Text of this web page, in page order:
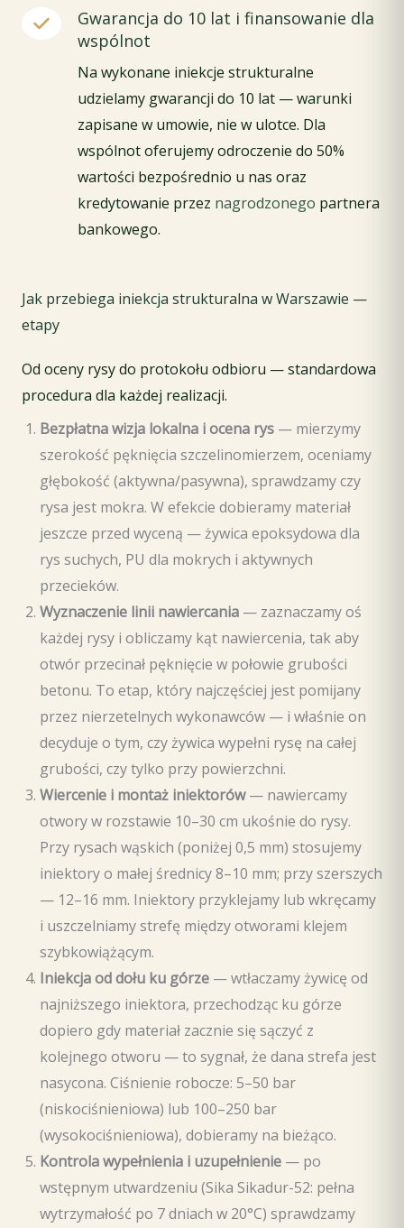
Gwarancja do 10 lat i finansowanie dla
wspólnot
Na wykonane iniekcje strukturalne
udzielamy gwarancji do 10 lat — warunki
zapisane w umowie, nie w ulotce. Dla
wspólnot oferujemy odroczenie do 50%
wartości bezpośrednio u nas oraz
kredytowanie przez nagrodzonego partnera
bankowego.
Jak przebiega iniekcja strukturalna w Warszawie —
etapy
Od oceny rysy do protokołu odbioru — standardowa
procedura dla każdej realizacji.
Bezpłatna wizja lokalna i ocena rys — mierzymy
szerokość pęknięcia szczelinomierzem, oceniamy
głębokość (aktywna/pasywna), sprawdzamy czy
rysa jest mokra. W efekcie dobieramy materiał
jeszcze przed wyceną — żywica epoksydowa dla
rys suchych, PU dla mokrych i aktywnych
przecieków.
Wyznaczenie linii nawiercania — zaznaczamy oś
każdej rysy i obliczamy kąt nawiercenia, tak aby
otwór przecinał pęknięcie w połowie grubości
betonu. To etap, który najczęściej jest pomijany
przez nierzetelnych wykonawców — i właśnie on
decyduje o tym, czy żywica wypełni rysę na całej
grubości, czy tylko przy powierzchni.
Wiercenie i montaż iniektorów— nawiercamy
otwory w rozstawie 10–30 cm ukośnie do rysy.
Przy rysach wąskich (poniżej 0,5 mm) stosujemy
iniektory o małej średnicy 8–10 mm; przy szerszych
— 12–16 mm. Iniektory przyklejamy lub wkręcamy
i uszczelniamy strefę między otworami klejem
szybkowiążącym.
Iniekcja od dołu ku górze — wtłaczamy żywicę od
najniższego iniektora, przechodząc ku górze
dopiero gdy materiał zacznie się sączyć z
kolejnego otworu — to sygnał, że dana strefa jest
nasycona. Ciśnienie robocze: 5–50 bar
(niskociśnieniowa) lub 100–250 bar
(wysokociśnieniowa), dobieramy na bieżąco.
Kontrola wypełnienia i uzupełnienie — po
wstępnym utwardzeniu (Sika Sikadur-52: pełna
wytrzymałość po 7 dniach w 20°C) sprawdzamy